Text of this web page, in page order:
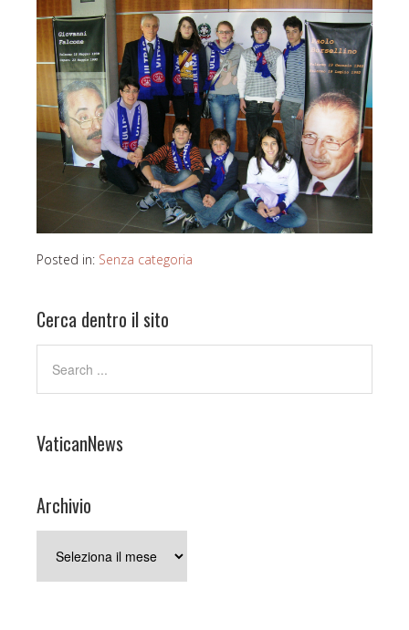
Posted in: Senza categoria
Cerca dentro il sito
VaticanNews
Archivio